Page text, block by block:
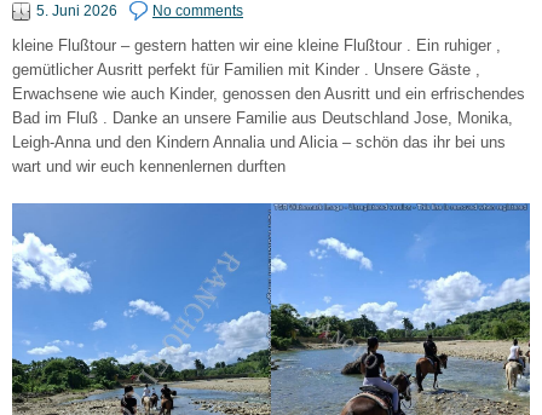
5. Juni 2026 No comments
kleine Flußtour – gestern hatten wir eine kleine Flußtour . Ein ruhiger ,
gemütlicher Ausritt perfekt für Familien mit Kinder . Unsere Gäste ,
Erwachsene wie auch Kinder, genossen den Ausritt und ein erfrischendes
Bad im Fluß . Danke an unsere Familie aus Deutschland Jose, Monika,
Leigh-Anna und den Kindern Annalia und Alicia – schön das ihr bei uns
wart und wir euch kennenlernen durften